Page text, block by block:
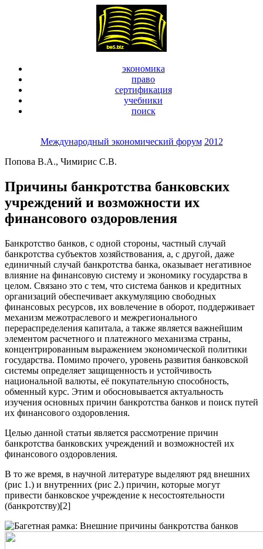
экономика
право
сертификация
учебники
поиск
Международный экономический форум 2012
Попова В.А., Чимирис С.В.
Причины банкротства банковских
учреждений и возможности их
финансового оздоровления
Банкротство банков, с одной стороны, частный случай
банкротства субъектов хозяйствования, а, с другой, даже
единичный случай банкротства банка, оказывает негативное
влияние на финансовую систему и экономику государства в
целом. Связано это с тем, что система банков и кредитных
организаций обеспечивает аккумуляцию свободных
финансовых ресурсов, их вовлечение в оборот, поддерживает
механизм межотраслевого и межрегионального
перераспределения капитала, а также является важнейшим
элементом расчетного и платежного механизма страны,
концентрированным выражением экономической политики
государства. Помимо прочего, уровень развития банковской
системы определяет защищенность и устойчивость
национальной валюты, её покупательную способность,
обменный курс. Этим и обосновывается актуальность
изучения основных причин банкротства банков и поиск путей
их финансового оздоровления.
Целью данной статьи является рассмотрение причин
банкротства банковских учреждений и возможностей их
финансового оздоровления.
В то же время, в научной литературе выделяют ряд внешних
(рис 1.) и внутренних (рис 2.) причин, которые могут
привести банковское учреждение к несостоятельности
(банкротству)[2]